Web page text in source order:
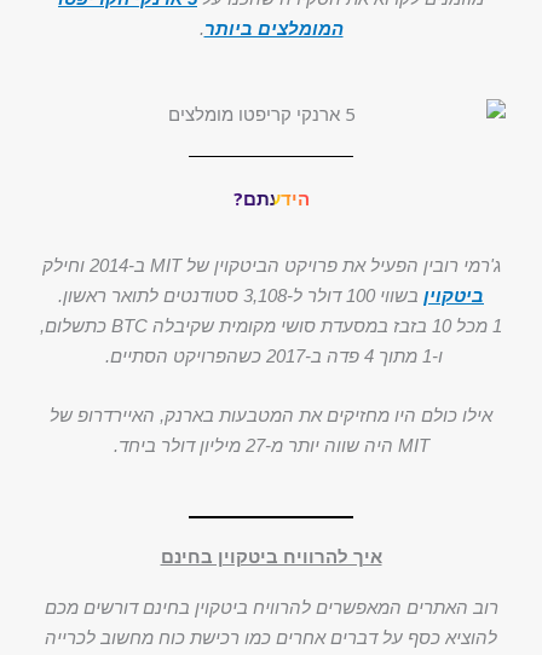
המומלצים ביותר.
הידעתם?
ג'רמי רובין הפעיל את פרויקט הביטקוין של MIT ב-2014 וחילק
ביטקוין בשווי 100 דולר ל-3,108 סטודנטים לתואר ראשון.
1 מכל 10 בזבז במסעדת סושי מקומית שקיבלה BTC כתשלום,
ו-1 מתוך 4 פדה ב-2017 כשהפרויקט הסתיים.
אילו כולם היו מחזיקים את המטבעות בארנק, האיירדרופ של
MIT היה שווה יותר מ-27 מיליון דולר ביחד.
איך להרוויח ביטקוין בחינם
רוב האתרים המאפשרים להרוויח ביטקוין בחינם דורשים מכם
להוציא כסף על דברים אחרים כמו רכישת כוח מחשוב לכרייה